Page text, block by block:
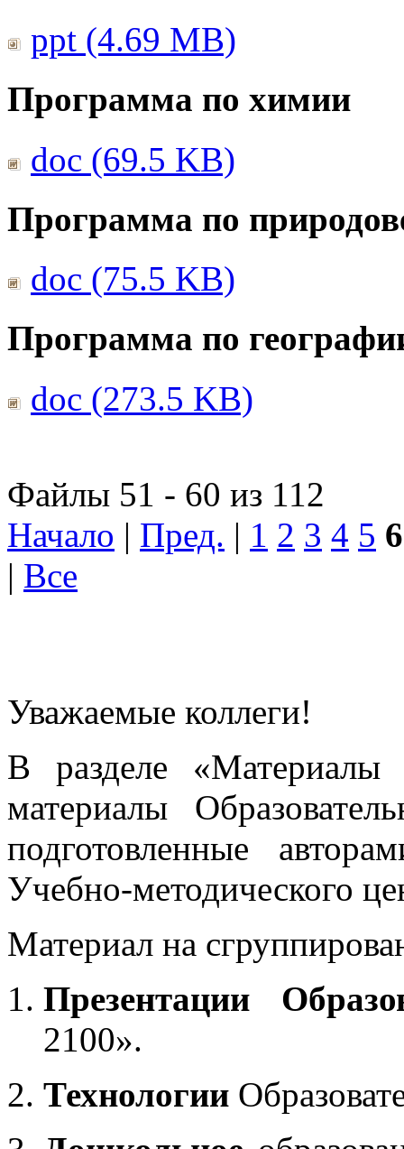
ppt (4.69 MB)
Программа по химии
doc (69.5 KB)
Программа по
doc (75.5 KB)
Программа по
doc (273.5 KB)
Файлы 51 - 60 из 112
Начало | Пред. | 1 2 3 4 5 6
| Все
Уважаемые коллеги!
В разделе «Материалы
материалы
подготовленные
Учебно-методического
Материал на
Презентации
2100».
Технологии